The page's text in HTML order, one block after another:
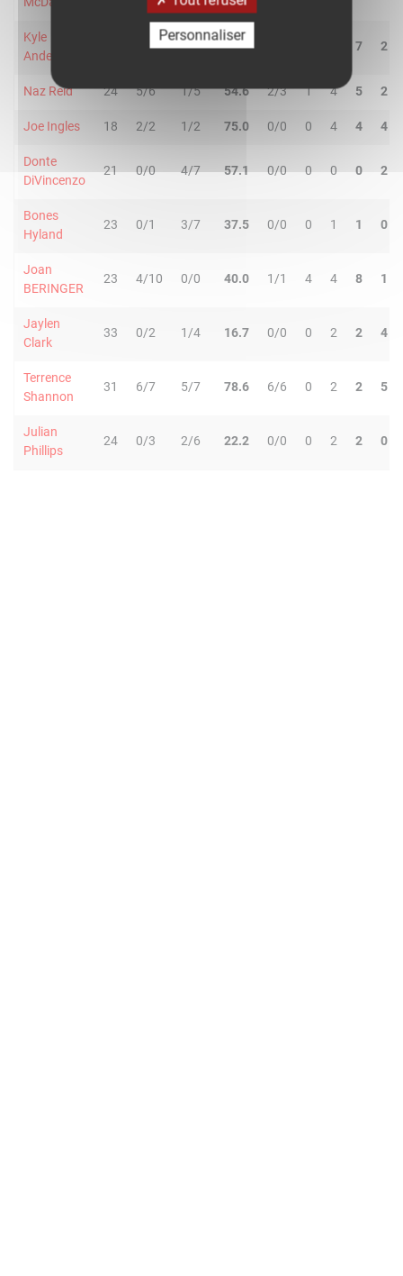
Kyle
Anderson
3/4 0/1 60.0 7 2
Naz Reid 24 5/6 1/5 54.6 2/3 1 4 5 2
Joe Ingles 18 2/2 1/2 75.0 0/0 0 4 4 4
Donte
DiVincenzo
21 0/0 4/7 57.1 0/0 0 0 0 2
Bones
Hyland
23 0/1 3/7 37.5 0/0 0 1 1 0
Joan
BERINGER
23 4/10 0/0 40.0 1/1 4 4 8 1
Jaylen
Clark
33 0/2 1/4 16.7 0/0 0 2 2 4
Terrence
Shannon
31 6/7 5/7 78.6 6/6 0 2 2 5
Julian
Phillips
24 0/3 2/6 22.2 0/0 0 2 2 0
Personnaliser